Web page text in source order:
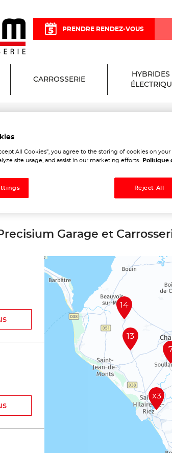
PRENDRE RENDEZ-VOUS
CARROSSERIE
HYBRIDES
Garage et
Garage et
14
13
x3
All Cookies”, you agree to the storing of cookies on
site usage, and assist in our marketing efforts.
Politique
Reject All